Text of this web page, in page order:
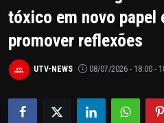
LIMEIRA
ESPIRITO SANTO
REGIÃO
AGRO
tóxico em novo papel
promover reflexões
UTV-NEWS 08/07/2026 - 18:00 -